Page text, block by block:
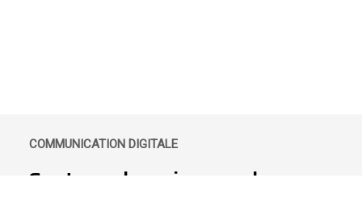
COMMUNICATION DIGITALE
Soutenez la croissance de